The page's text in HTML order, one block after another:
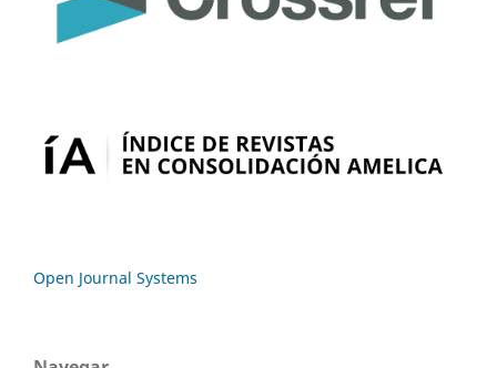
Open Journal Systems